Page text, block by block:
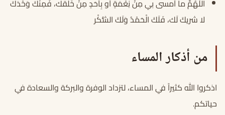
اللّهُمَّ ما أَمسى بي مِنْ نِعْمَةٍ أَو بِأَحَدٍ مِنْ خَلْقك، فَمِنْكَ وَحْدَكَ
لا شريكَ لَك، فَلَكَ الْحَمْدُ وَلَكَ الشُّكْر
من أذكار المساء
اذكروا الله كثيراً في المساء، لتزداد الوفرة والبركة والسعادة في
حياتكم.